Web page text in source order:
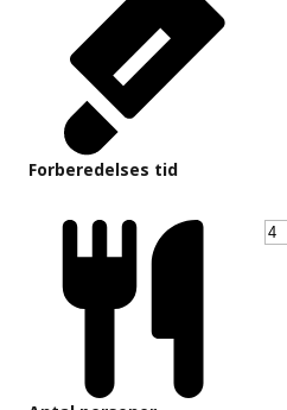
Forberedelses tid